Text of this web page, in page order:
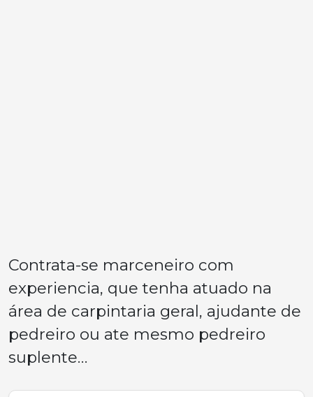
Contrata-se marceneiro com
experiencia, que tenha atuado na
área de carpintaria geral, ajudante de
pedreiro ou ate mesmo pedreiro
suplente…